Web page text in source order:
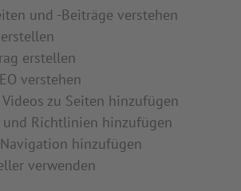
und -Beiträge verstehen
erstellen
verstehen
zu Seiten hinzufügen
und Richtlinien hinzufügen
hinzufügen
verwenden